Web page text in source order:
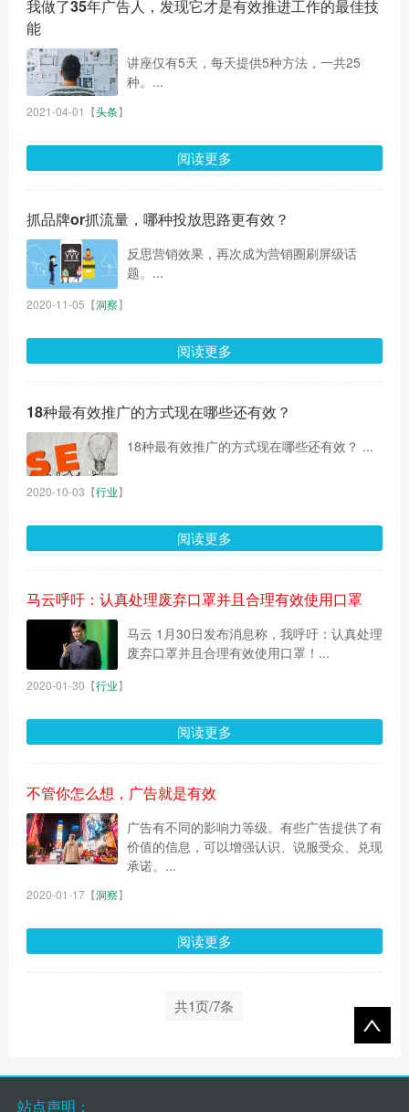
我做了35年广告人，发现它才是有效推进工作的最佳技
能
讲座仅有5天，每天提供5种方法，一共25
种。...
2021-04-01 【头条】
阅读更多
抓品牌or抓流量，哪种投放思路更有效？
反思营销效果，再次成为营销圈刷屏级话
题。...
2020-11-05 【洞察】
阅读更多
18种最有效推广的方式现在哪些还有效？
18种最有效推广的方式现在哪些还有效？ ...
2020-10-03 【行业】
阅读更多
马云呼吁：认真处理废弃口罩并且合理有效使用口罩
马云 1月30日发布消息称，我呼吁：认真处理
废弃口罩并且合理有效使用口罩！...
2020-01-30 【行业】
阅读更多
不管你怎么想，广告就是有效
广告有不同的影响力等级。有些广告提供了有
价值的信息，可以增强认识、说服受众、兑现
承诺。...
2020-01-17【洞察】
阅读更多
共1页/7条
站点声明：